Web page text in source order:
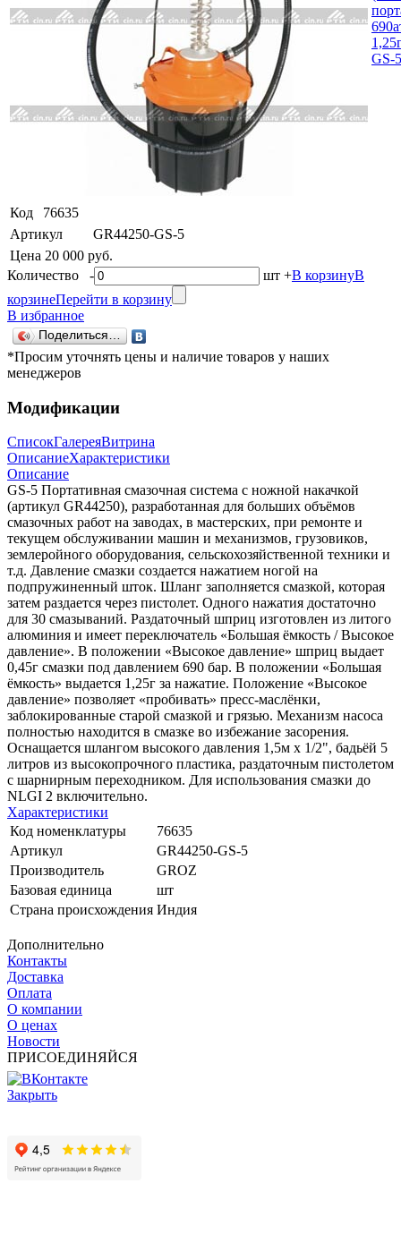
Код
76635
Артикул
GR44250-GS-5
Цена 20 000 руб.
Количество - шт +В корзинуВ
корзинеПерейти в корзину
В избранное
Поделиться…
*Просим уточнять цены и наличие товаров у наших
менеджеров
Модификации
СписокГалереяВитрина
ОписаниеХарактеристики
Описание
GS-5 Портативная смазочная система с ножной накачкой
(артикул GR44250), разработанная для больших объёмов
смазочных работ на заводах, в мастерских, при ремонте и
текущем обслуживании машин и механизмов, грузовиков,
землеройного оборудования, сельскохозяйственной техники и
т.д. Давление смазки создается нажатием ногой на
подпружиненный шток. Шланг заполняется смазкой, которая
затем раздается через пистолет. Одного нажатия достаточно
для 30 смазываний. Раздаточный шприц изготовлен из литого
алюминия и имеет переключатель «Большая ёмкость / Высокое
давление». В положении «Высокое давление» шприц выдает
0,45г смазки под давлением 690 бар. В положении «Большая
ёмкость» выдается 1,25г за нажатие. Положение «Высокое
давление» позволяет «пробивать» пресс-маслёнки,
заблокированные старой смазкой и грязью. Механизм насоса
полностью находится в смазке во избежание засорения.
Оснащается шлангом высокого давления 1,5м х 1/2", бадьёй 5
литров из высокопрочного пластика, раздаточным пистолетом
с шарнирным переходником. Для использования смазки до
NLGI 2 включительно.
Характеристики
Код номенклатуры
76635
Артикул
GR44250-GS-5
Производитель
GROZ
Базовая единица
шт
Страна происхождения Индия
Дополнительно
Контакты
Доставка
Оплата
О компании
О ценах
Новости
ПРИСОЕДИНЯЙСЯ
Закрыть